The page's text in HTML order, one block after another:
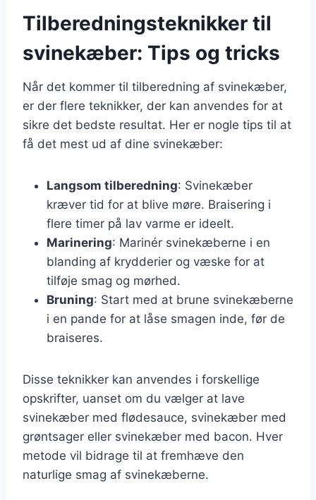
Tilberedningsteknikker til
svinekæber: Tips og tricks
Når det kommer til tilberedning af svinekæber,
er der flere teknikker, der kan anvendes for at
sikre det bedste resultat. Her er nogle tips til at
få det mest ud af dine svinekæber:
Langsom tilberedning: Svinekæber
kræver tid for at blive møre. Braisering i
flere timer på lav varme er ideelt.
Marinering: Marinér svinekæberne i en
blanding af krydderier og væske for at
tilføje smag og mørhed.
Bruning: Start med at brune svinekæberne
i en pande for at låse smagen inde, før de
braiseres.
Disse teknikker kan anvendes i forskellige
opskrifter, uanset om du vælger at lave
svinekæber med flødesauce, svinekæber med
grøntsager eller svinekæber med bacon. Hver
metode vil bidrage til at fremhæve den
naturlige smag af svinekæberne.